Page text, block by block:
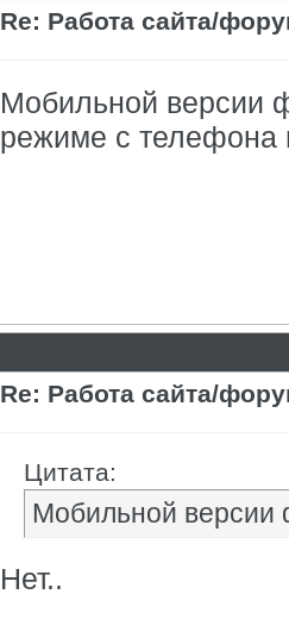
Re: Работа сайта/
Мобильной версии
режиме с телефона
Re: Работа сайта/
Цитата:
Мобильной версии
Нет..